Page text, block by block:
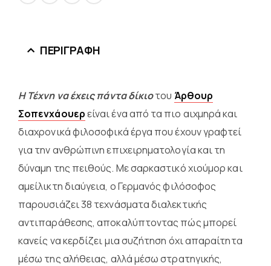
ΠΕΡΙΓΡΑΦΉ
Η Τέχνη να έχεις πάντα δίκιοτου Άρθουρ
Σοπενχάουερείναι ένα από τα πιο αιχμηρά και
διαχρονικά φιλοσοφικά έργα που έχουν γραφτεί
για την ανθρώπινη επιχειρηματολογία και τη
δύναμη της πειθούς. Με σαρκαστικό χιούμορ και
αμείλικτη διαύγεια, ο Γερμανός φιλόσοφος
παρουσιάζει 38 τεχνάσματα διαλεκτικής
αντιπαράθεσης, αποκαλύπτοντας πώς μπορεί
κανείς να κερδίζει μια συζήτηση όχι απαραίτητα
μέσω της αλήθειας, αλλά μέσω στρατηγικής,